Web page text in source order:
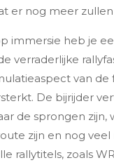
er nog meer
immersie heb je
verraderlijke
van de
De bijrijder
de sprongen zijn,
zijn en nog
rallytitels, zoals